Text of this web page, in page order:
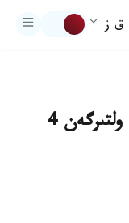
ق ز
تۇركىستان وبلىسىندا سىنىپتاسىن ولتىرگەن 4